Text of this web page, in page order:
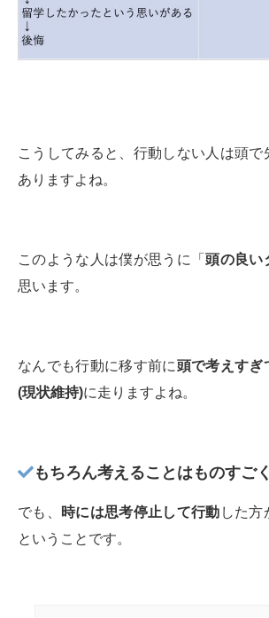
こうしてみると、行動しない人は頭で
ありますよね。
このような人は僕が思うに「頭の良い
思います。
なんでも行動に移す前に頭で考えすぎ
(現状維持)に走りますよね。
もちろん考えることはものすご
でも、 時には思考停止して行動 した方
ということです。